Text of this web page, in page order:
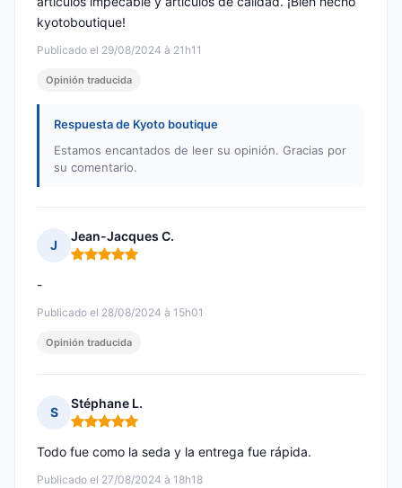
Publicado el 29/08/2024 à 21h11
kyotoboutique!
Opinión traducida
Respuesta de Kyoto boutique
Estamos encantados de leer su opinión. Gracias por
su comentario.
J
Jean-Jacques C.
Nota: 5 de 5
Publicado el 28/08/2024 à 15h01
-
Opinión traducida
S
Stéphane L.
Nota: 5 de 5
Publicado el 27/08/2024 à 18h18
Todo fue como la seda y la entrega fue rápida.